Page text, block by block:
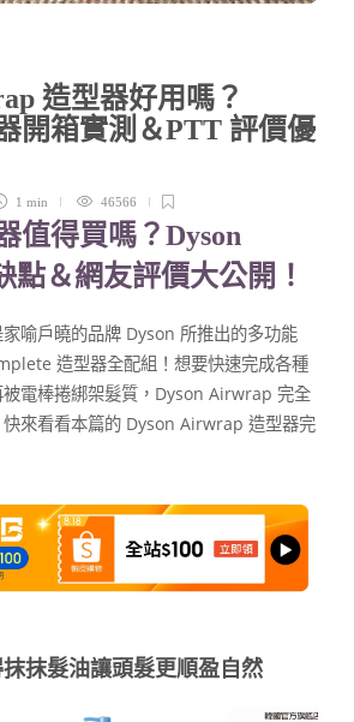
造型器好用嗎？
開箱實測＆PTT 評價優
1 min 46566
值得買嗎？Dyson
點＆網友評價大公開！
喻戶曉的品牌 Dyson 所推出的多功能
造型器全配組！想要快速完成各種
電棒捲綁架髮質，Dyson Airwrap 完全
來看看本篇的 Dyson Airwrap 造型器完
抹髮油讓頭髮更順盈自然